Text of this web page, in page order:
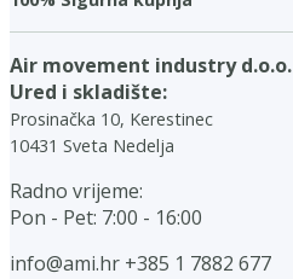
Air movement industry d.o.o.
Ured i skladište:
Prosinačka 10, Kerestinec
10431 Sveta Nedelja
Radno vrijeme:
Pon - Pet: 7:00 - 16:00
info@ami.hr +385 1 7882 677